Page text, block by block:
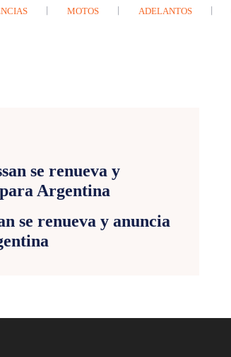
MOTOS ADELANTOS
se renueva y anuncia